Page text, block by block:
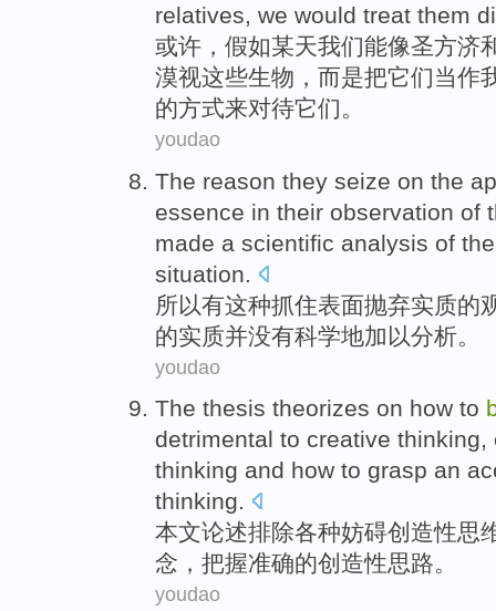
relatives, we would treat them
或许 ， 假如某天我们能像圣方济
漠视这些生物 ，而是把它们当作
的方式来对待它们。
youdao
The reason they seize on the
essence in their observation of
made a scientific analysis of
situation
所以有这种抓住表面抛弃实质的
的实质并没有科学地加以分析。
youdao
The thesis theorizes on how to
detrimental to creative thinking,
thinking and how to grasp an
thinking.
本文论述排除各种妨碍创造性思
念 ， 把握准确的创造性思路。
youdao